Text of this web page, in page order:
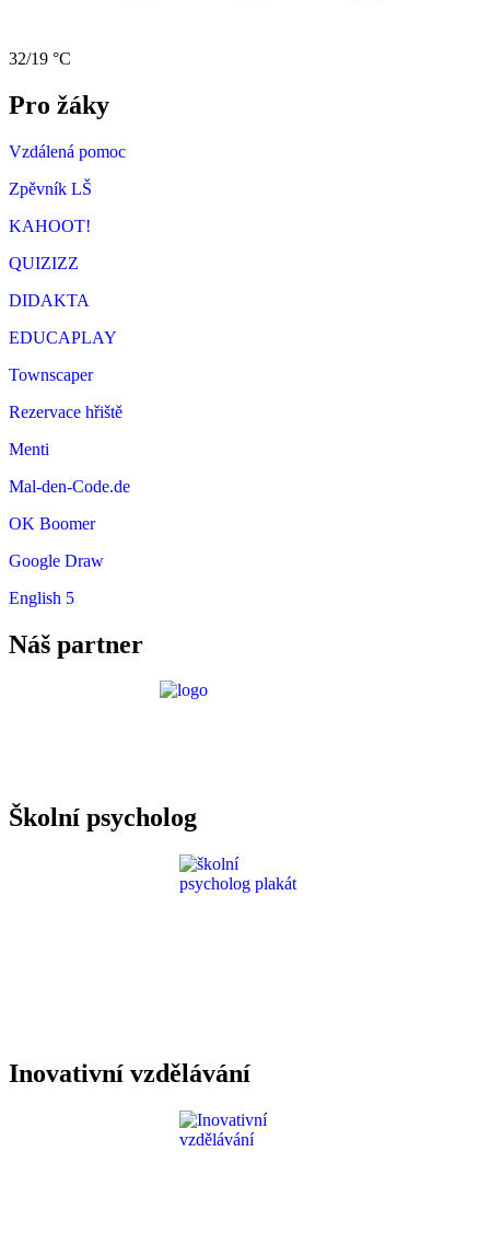
32/19 °C
Pro žáky
Vzdálená pomoc
Zpěvník LŠ
KAHOOT!
QUIZIZZ
DIDAKTA
EDUCAPLAY
Townscaper
Rezervace hřiště
Menti
Mal-den-Code.de
OK Boomer
Google Draw
English 5
Náš partner
Školní psycholog
Inovativní vzdělávání